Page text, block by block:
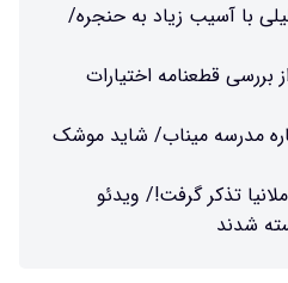
با آسیب زیاد به حنجره/
قطعنامه اختیارات
مدرسه میناب/ شاید موشک
تذکر گرفت!/ ویدئو
شدند